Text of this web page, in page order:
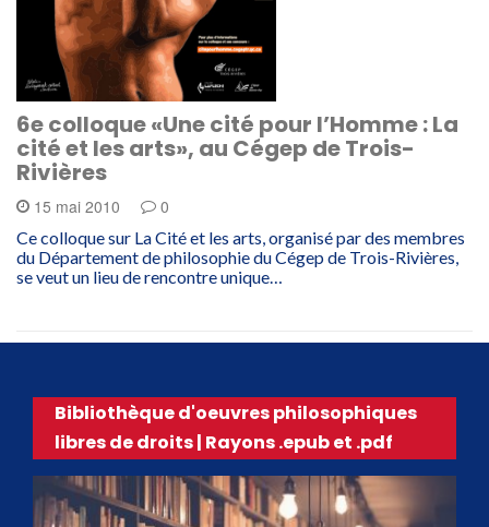
6e colloque «Une cité pour l’Homme : La
cité et les arts», au Cégep de Trois-
Rivières
15 mai 2010 0
Ce colloque sur La Cité et les arts, organisé par des membres
du Département de philosophie du Cégep de Trois-Rivières,
se veut un lieu de rencontre unique…
Bibliothèque d'oeuvres philosophiques
libres de droits | Rayons .epub et .pdf